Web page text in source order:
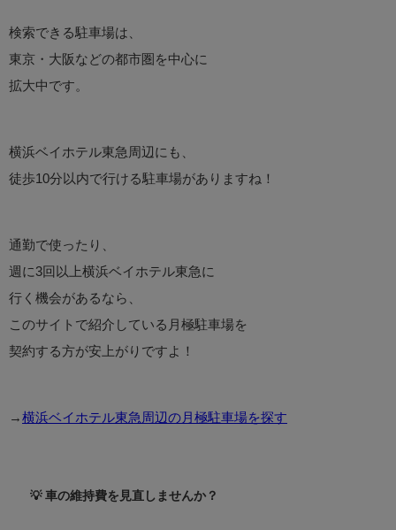
検索できる駐車場は、
東京・大阪などの都市圏を中心に
拡大中です。
横浜ベイホテル東急周辺にも、
徒歩10分以内で行ける駐車場がありますね！
通勤で使ったり、
週に3回以上横浜ベイホテル東急に
行く機会があるなら、
このサイトで紹介している月極駐車場を
契約する方が安上がりですよ！
→ 横浜ベイホテル東急周辺の月極駐車場を探す
💡 車の維持費を見直しませんか？